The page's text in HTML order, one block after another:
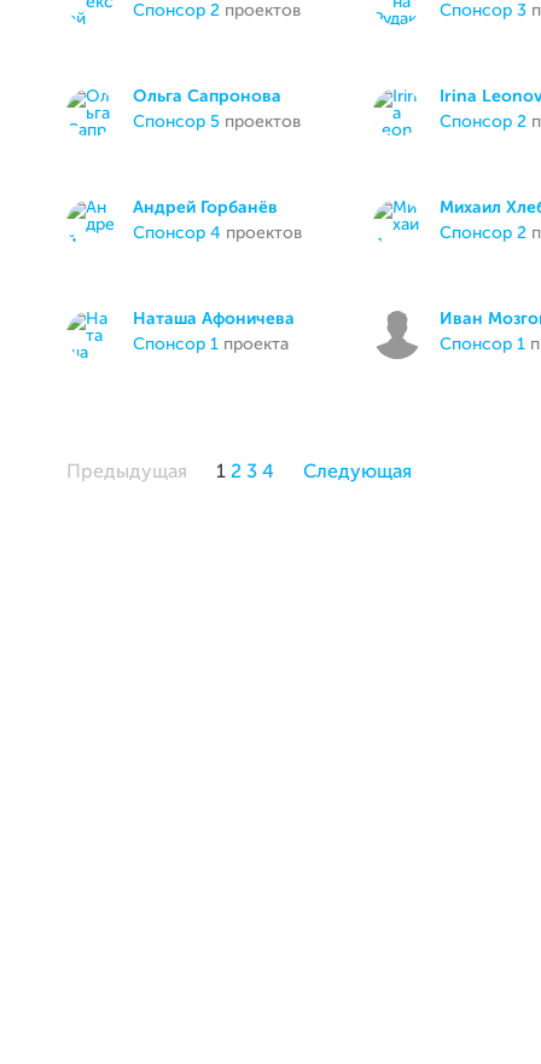
спонсор 2 проектов
спонсор 3
Ольга Сапронова
спонсор 5 проектов
Irina
спонсор 2
Андрей Горбанёв
спонсор 4 проектов
Михаил
спонсор 2
Наташа Афоничева
спонсор 1 проекта
Иван
спонсор 1
Предыдущая 1 2 3 4 Следующая